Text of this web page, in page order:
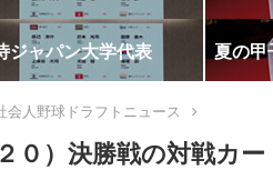
ジャパン大学代表 夏の甲
会人野球ドラフトニュース
０）決勝戦の対戦カ